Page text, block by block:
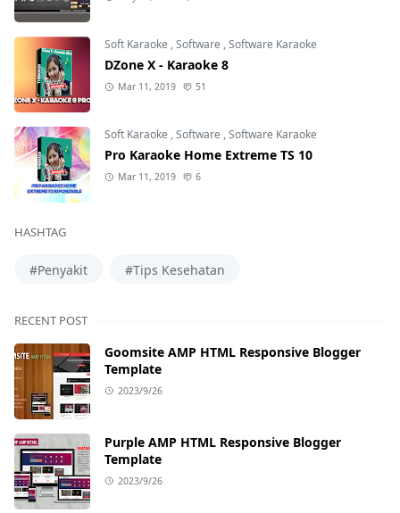
Soft Karaoke ,Software ,Software Karaoke
DZone X - Karaoke 8
Mar 11, 2019 51
Soft Karaoke ,Software ,Software Karaoke
Pro Karaoke Home Extreme TS 10
Mar 11, 2019 6
HASHTAG
#Penyakit #Tips Kesehatan
RECENT POST
Goomsite AMP HTML Responsive Blogger
Template
2023/9/26
Purple AMP HTML Responsive Blogger
Template
2023/9/26